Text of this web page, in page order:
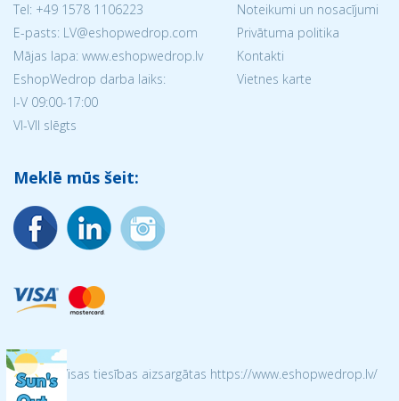
Tel: +49 1578 1106223
E-pasts: LV@eshopwedrop.com
Mājas lapa: www.eshopwedrop.lv
EshopWedrop darba laiks:
I-V 09:00-17:00
VI-VII slēgts
Noteikumi un nosacījumi
Privātuma politika
Kontakti
Vietnes karte
Meklē mūs šeit:
© 2026 Visas tiesības aizsargātas https://www.eshopwedrop.lv/